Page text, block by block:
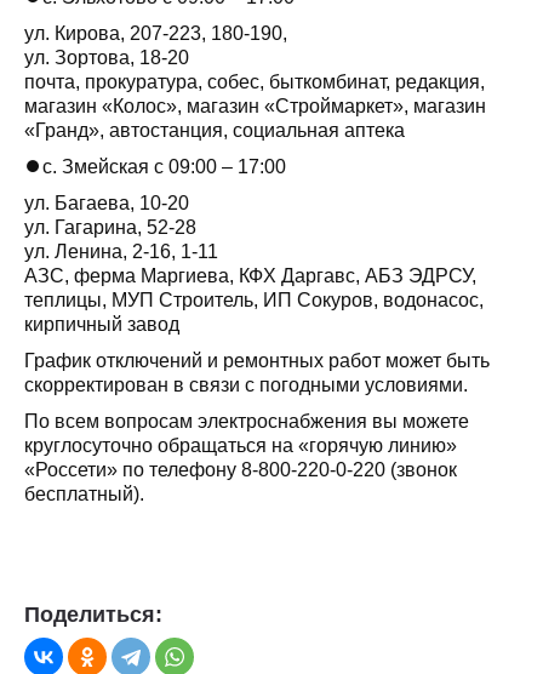
ул. Кирова, 207-223, 180-190,
ул. Зортова, 18-20
почта, прокуратура, собес, быткомбинат, редакция,
магазин «Колос», магазин «Строймаркет», магазин
«Гранд», автостанция, социальная аптека
⏺с. Змейская с 09:00 – 17:00
ул. Багаева, 10-20
ул. Гагарина, 52-28
ул. Ленина, 2-16, 1-11
АЗС, ферма Маргиева, КФХ Даргавс, АБЗ ЭДРСУ,
теплицы, МУП Строитель, ИП Сокуров, водонасос,
кирпичный завод
График отключений и ремонтных работ может быть
скорректирован в связи с погодными условиями.
По всем вопросам электроснабжения вы можете
круглосуточно обращаться на «горячую линию»
«Россети» по телефону 8-800-220-0-220 (звонок
бесплатный).
Поделиться: